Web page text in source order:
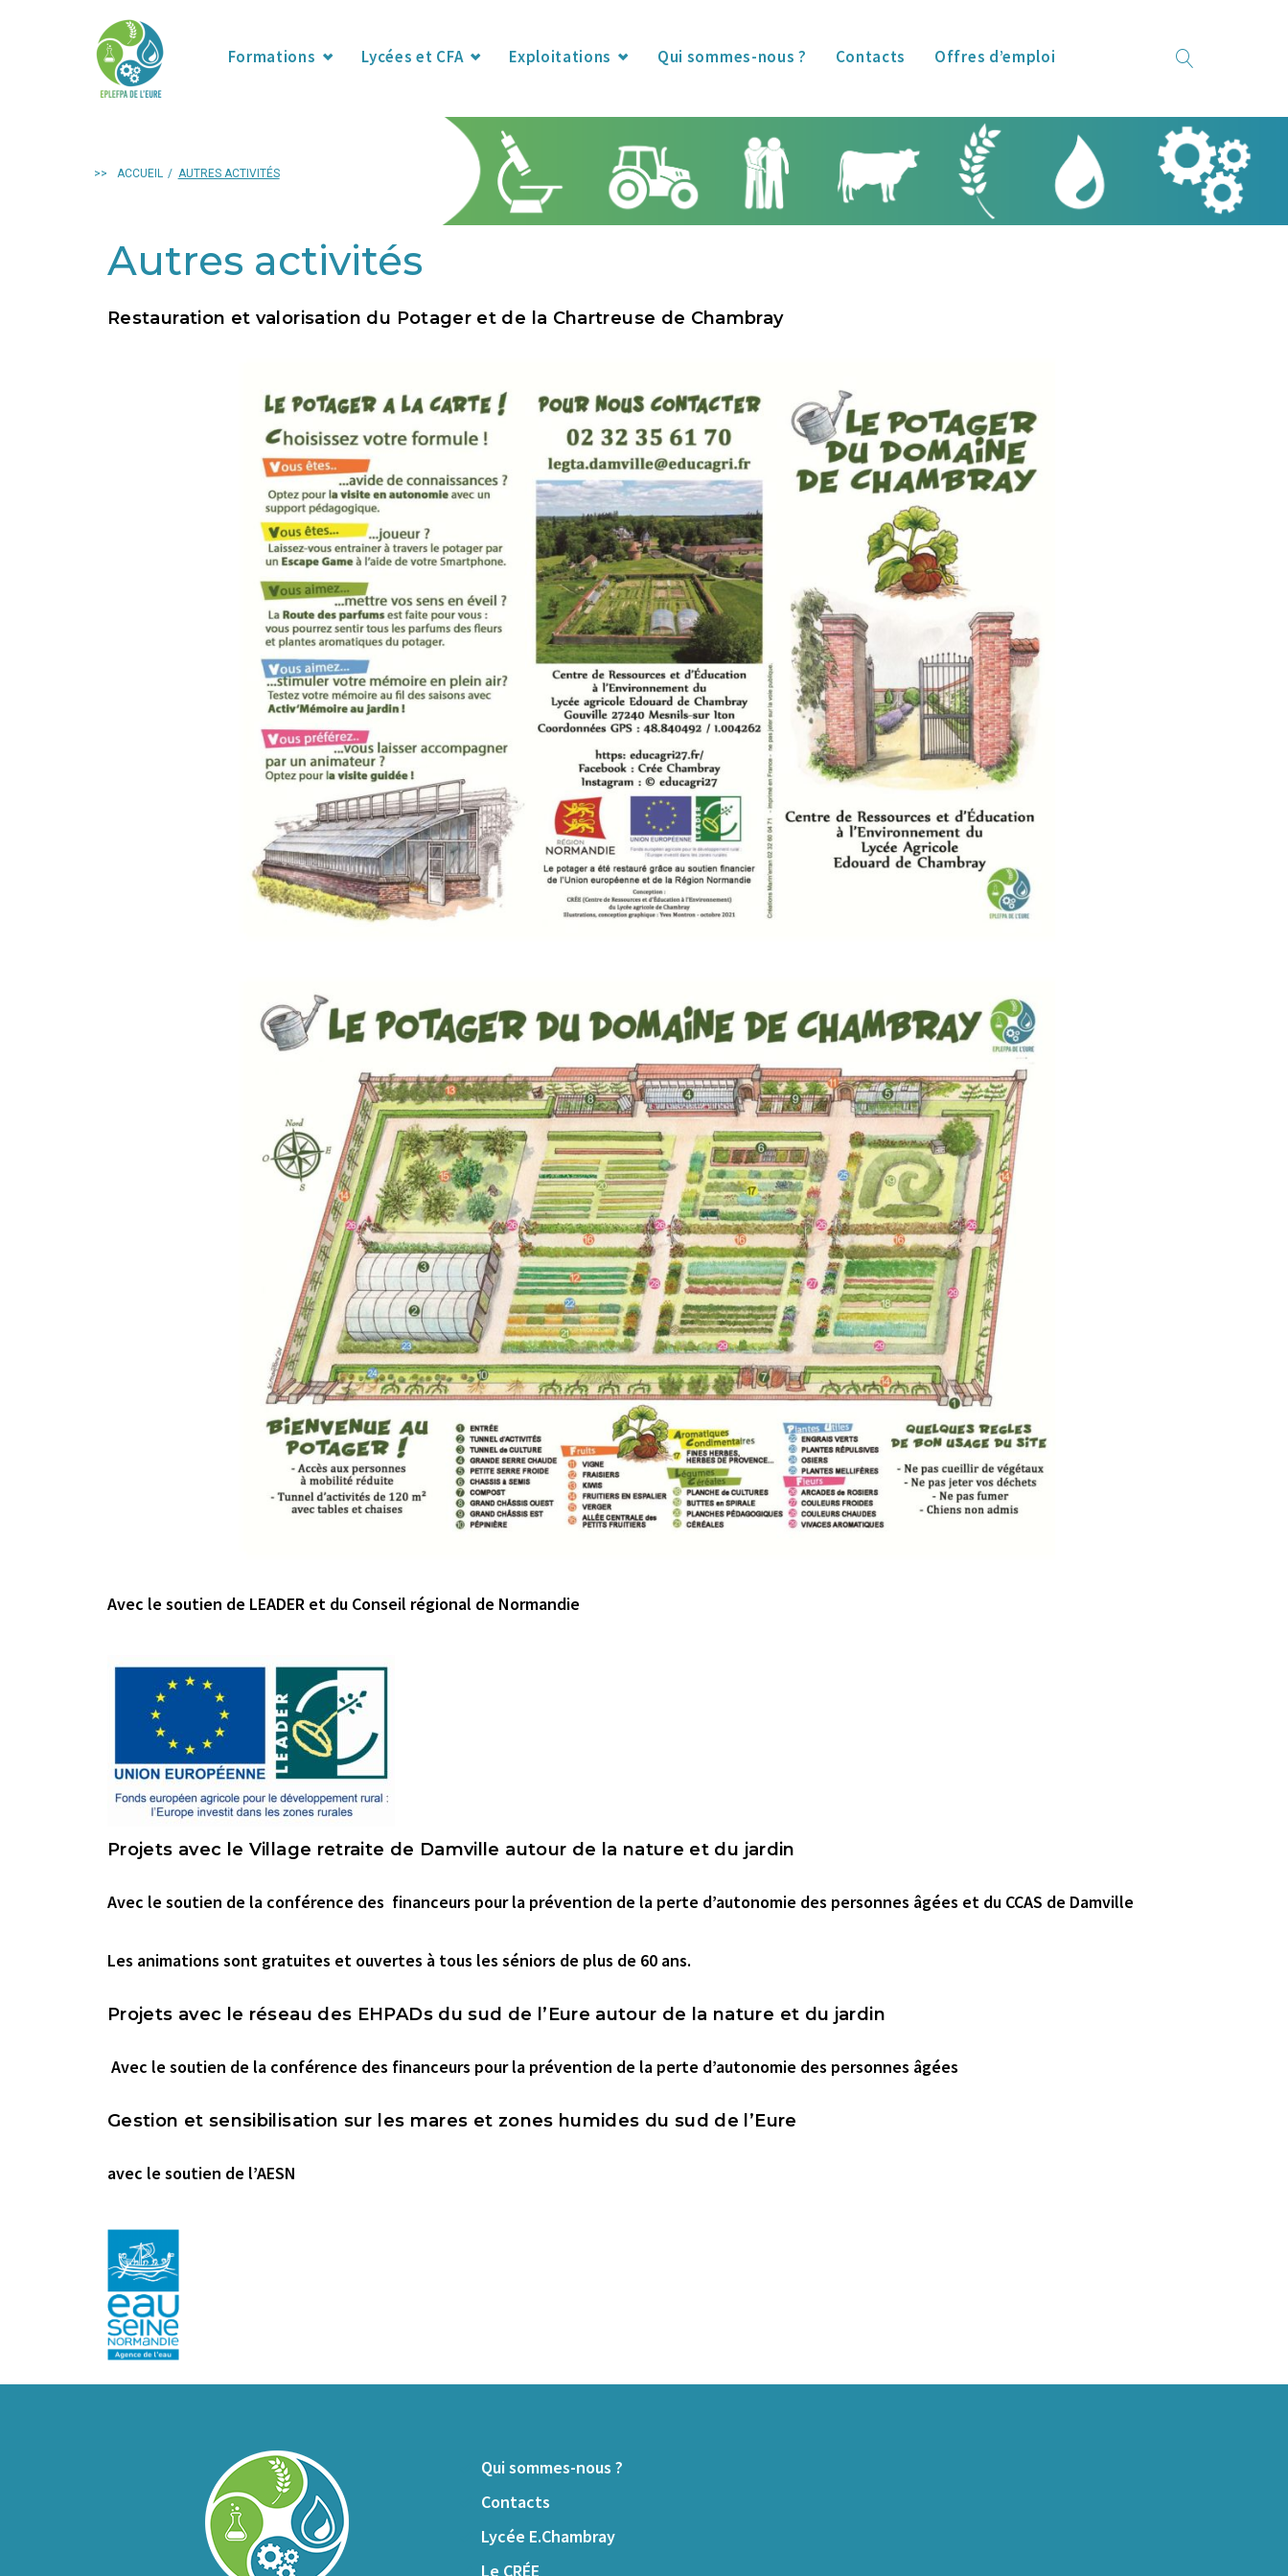
Formations Lycées et CFA Exploitations Qui sommes-nous ? Contacts Offres d’emploi
>> ACCUEIL / AUTRES ACTIVITÉS
Autres activités
Restauration et valorisation du Potager et de la Chartreuse de Chambray
Avec le soutien de LEADER et du Conseil régional de Normandie
Projets avec le Village retraite de Damville autour de la nature et du jardin
Avec le soutien de la conférence des financeurs pour la prévention de la perte d’autonomie des personnes âgées et du CCAS de Damville
Les animations sont gratuites et ouvertes à tous les séniors de plus de 60 ans.
Projets avec le réseau des EHPADs du sud de l’Eure autour de la nature et du jardin
Avec le soutien de la conférence des financeurs pour la prévention de la perte d’autonomie des personnes âgées
Gestion et sensibilisation sur les mares et zones humides du sud de l’Eure
avec le soutien de l’AESN
Qui sommes-nous ?
Contacts
Lycée E.Chambray
Le CRÉE